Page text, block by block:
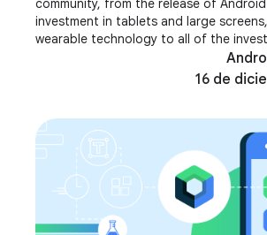
community, from the release of Android
investment in tablets and large
wearable technology to all of the
Modern Android Development! It was
16 de